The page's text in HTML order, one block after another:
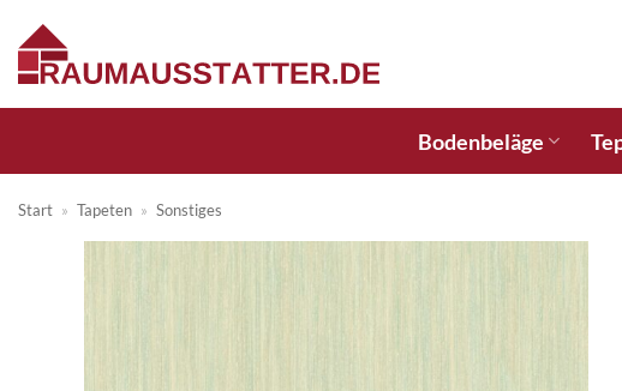
Inhalt
springen
Bodenbeläge
Start » Tapeten » Sonstiges